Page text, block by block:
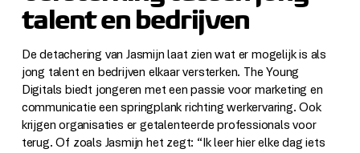
talent en bedrijven
De detachering van Jasmijn laat zien wat er mogelijk is als
jong talent en bedrijven elkaar versterken. The Young
Digitals biedt jongeren met een passie voor marketing en
communicatie een springplank richting werkervaring. Ook
krijgen organisaties er getalenteerde professionals voor
terug. Of zoals Jasmijn het zegt: “Ik leer hier elke dag iets